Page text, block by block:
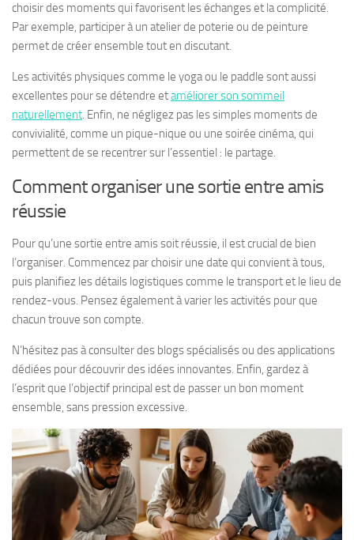
choisir des moments qui favorisent les échanges et la complicité.
Par exemple, participer à un atelier de poterie ou de peinture
permet de créer ensemble tout en discutant.
Les activités physiques comme le yoga ou le paddle sont aussi
excellentes pour se détendre etaméliorer son sommeil
naturellement. Enfin, ne négligez pas les simples moments de
convivialité, comme un pique-nique ou une soirée cinéma, qui
permettent de se recentrer sur l’essentiel : le partage.
Comment organiser une sortie entre amis
réussie
Pour qu’une sortie entre amis soit réussie, il est crucial de bien
l’organiser. Commencez par choisir une date qui convient à tous,
puis planifiez les détails logistiques comme le transport et le lieu de
rendez-vous. Pensez également à varier les activités pour que
chacun trouve son compte.
N’hésitez pas à consulter des blogs spécialisés ou des applications
dédiées pour découvrir des idées innovantes. Enfin, gardez à
l’esprit que l’objectif principal est de passer un bon moment
ensemble, sans pression excessive.